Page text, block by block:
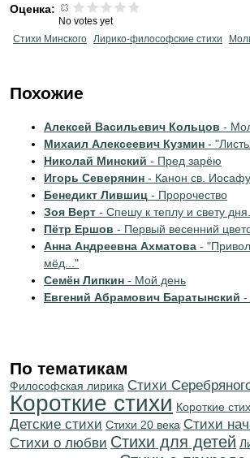
Оценка:
No votes yet
Стихи Минского Лирико-философские стихи
Похожие
Алексей Васильевич Кольцов -
Михаил Алексеевич Кузмин -
Николай Минский - Пред зарёю
Игорь Северянин - Канон св. Иосафу
Бенедикт Лившиц - Пророчество
Зоя Верт - Спешу к теплу и свету дня...
Пётр Ершов - Первый весенний
Анна Андреевна Ахматова -
мёд..."
Семён Липкин - Мой день
Евгений Абрамович Баратынский -
По тематикам
Философская лирика Cтихи
Короткие стихи Короткие
Детские стихи Стихи 20 века Cтихи
Стихи о любви Стихи для детей